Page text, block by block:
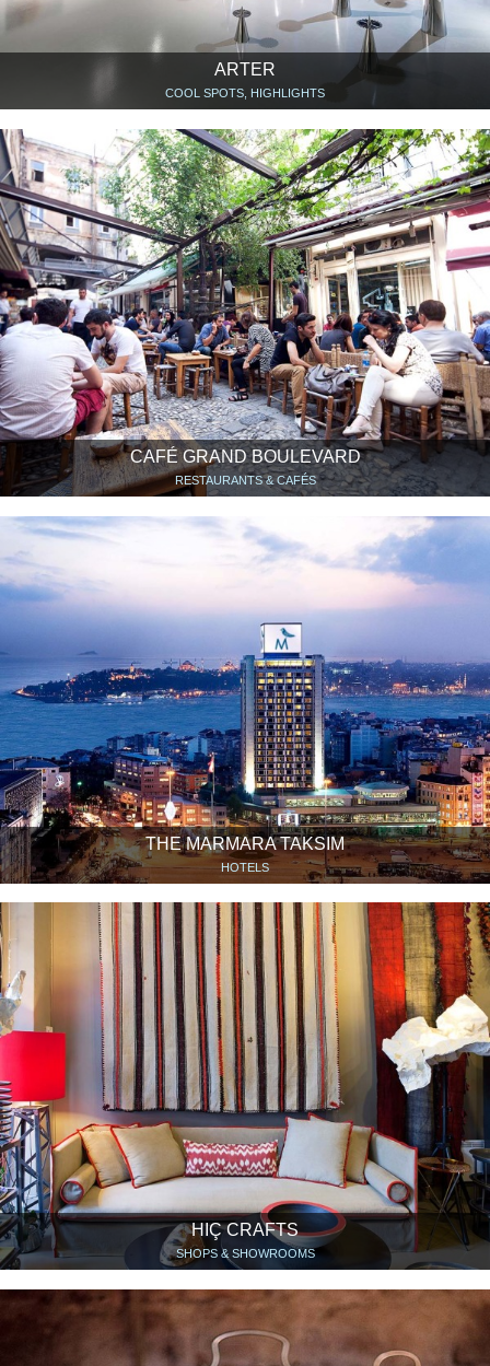
ARTER
COOL SPOTS, HIGHLIGHTS
CAFÉ GRAND BOULEVARD
RESTAURANTS & CAFÉS
THE MARMARA TAKSIM
HOTELS
HIÇ CRAFTS
SHOPS & SHOWROOMS